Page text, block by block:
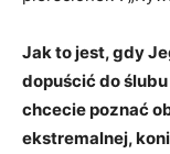
Jak to jest, gdy
dopuścić do
chcecie poznać
ekstremalnej,